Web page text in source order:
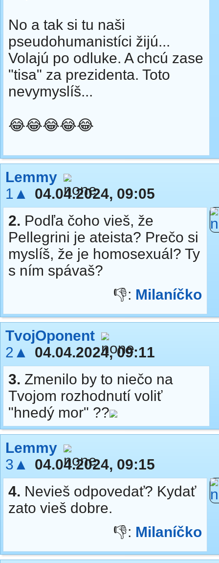
No a tak si tu naši
pseudohumanistíci žijú...
Volajú po odluke. A chcú zase
"tisa" za prezidenta. Toto
nevymyslíš...
😂😂😂😂😂
Lemmy
1▲
04.04.2024, 09:05
2. Podľa čoho vieš, že
Pellegrini je ateista? Prečo si
myslíš, že je homosexuál? Ty
s ním spávaš?
👎: Milaníčko
TvojOponent
2▲
04.04.2024, 09:11
3. Zmenilo by to niečo na
Tvojom rozhodnutí voliť
"hnedý mor" ??
Lemmy
3▲
04.04.2024, 09:15
4. Nevieš odpovedať? Kydať
zato vieš dobre.
👎: Milaníčko